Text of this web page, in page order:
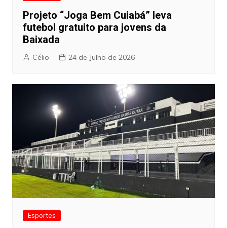
Projeto “Joga Bem Cuiabá” leva
futebol gratuito para jovens da
Baixada
Célio 24 de Julho de 2026
Esportes